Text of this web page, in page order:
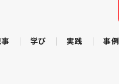
学び 実践 事例